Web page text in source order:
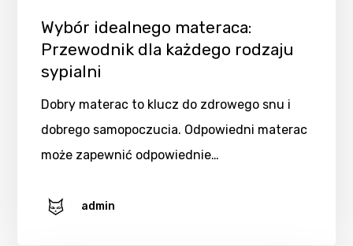
Wybór idealnego materaca:
Przewodnik dla każdego rodzaju
sypialni
Dobry materac to klucz do zdrowego snu i
dobrego samopoczucia. Odpowiedni materac
może zapewnić odpowiednie…
admin